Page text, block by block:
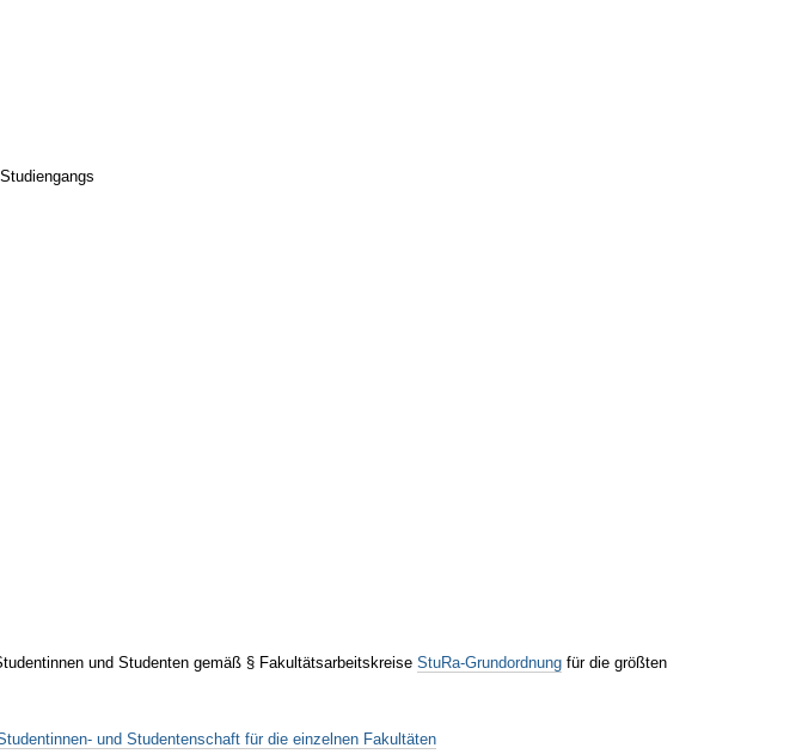
und Studenten gemäß § Fakultätsarbeitskreise StuRa-Grundordnungfür die größten
und Studentenschaft für die einzelnen Fakultäten